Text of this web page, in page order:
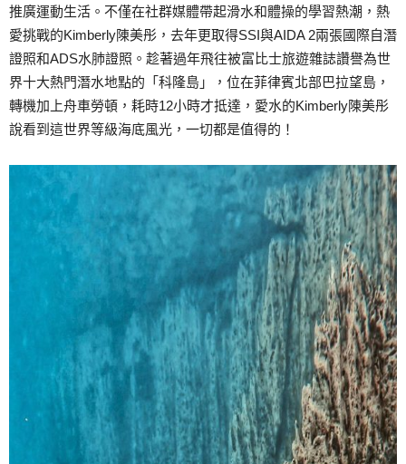
推廣運動生活。不僅在社群媒體帶起滑水和體操的學習熱潮，熱
愛挑戰的Kimberly陳美彤，去年更取得SSI與AIDA 2兩張國際自潛
證照和ADS水肺證照。趁著過年飛往被富比士旅遊雜誌讚譽為世
界十大熱門潛水地點的「科隆島」，位在菲律賓北部巴拉望島，
轉機加上舟車勞頓，耗時12小時才抵達，愛水的Kimberly陳美彤
說看到這世界等級海底風光，一切都是值得的！